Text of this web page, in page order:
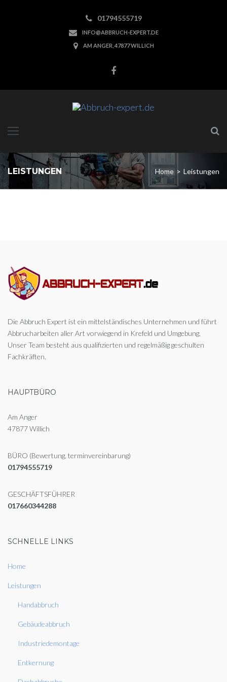
01794555719
INFO@ABBRUCH-EXPERT.DE
AM ANGER, 47877 WILLICH
LEISTUNGEN Home > Leistungen
Die Abbruch Expert ist ein mittelständisches Unternehmen und führt
Abbrucharbeiten aller Art vorwiegend in Krefeld und Umgebung.
Unser Team besteht aus qualifizierten und regelmäßig geschulten
Fachkräften.
HAUPTBÜRO
Am Anger
47877 Willich
BÜRO (Bewertung, terminvereinbarung)
01794555719
GESCHÄFTSFÜHRER
017660344288
SCHNELLE LINKS
Home
Leistungen
Handabbruch
Gebäudeabbruch
Industriedemontage
Entkernung